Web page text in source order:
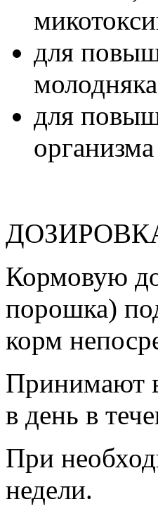
для
для
Кормовую
порошка)
корм
Принимают
в день в
При
недели.